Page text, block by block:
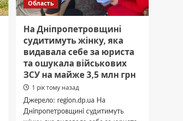
Область
На Дніпропетровщині
судитимуть жінку, яка
видавала себе за юриста
та ошукала військових
ЗСУ на майже 3,5 млн грн
1 рік тому назад
Джерело: region.dp.ua На
Дніпропетровщині судитимуть